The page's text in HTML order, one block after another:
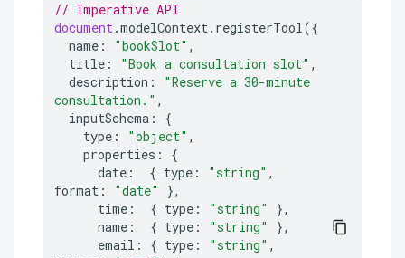
// Imperative API
document.modelContext. registerTool({
name : "bookSlot" ,
title : "Book a consultation slot" ,
description :
"Reserve a 30-minute
consultation." ,
inputSchema :
{
type : "object" ,
properties :
{
date : { type : "string" ,
format : "date"
},
time : { type : "string"
},
name : { type : "string"
},
email : { type : "string" ,